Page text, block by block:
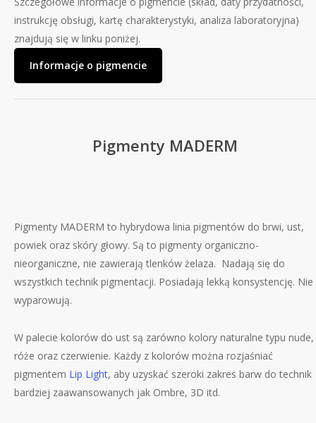
instrukcję obsługi, kartę charakterystyki, analiza laboratoryjna)
znajdują się w linku poniżej.
Informacje o pigmencie
Pigmenty MADERM
Pigmenty MADERM to hybrydowa linia pigmentów do brwi, ust,
powiek oraz skóry głowy. Są to pigmenty organiczno-
nieorganiczne, nie zawierają tlenków żelaza. Nadają się do
wszystkich technik pigmentacji. Posiadają lekką konsystencję. Nie
wyparowują.
W palecie kolorów do ust są zarówno kolory naturalne typu nude,
róże oraz czerwienie. Każdy z kolorów można rozjaśniać
pigmentem Lip Light, aby uzyskać szeroki zakres barw do technik
bardziej zaawansowanych jak Ombre, 3D itd.